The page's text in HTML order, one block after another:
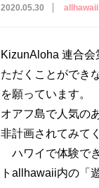
2020.05.30 allhawaii
KizunAloha 連合
ただくことができ
を願っています。
オアフ島で人気の
非計画されてみて
ハワイで体験で
トallhawaii内の「